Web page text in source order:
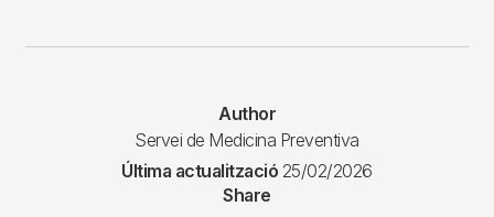
Author
Servei de Medicina Preventiva
Última actualització 25/02/2026
Share